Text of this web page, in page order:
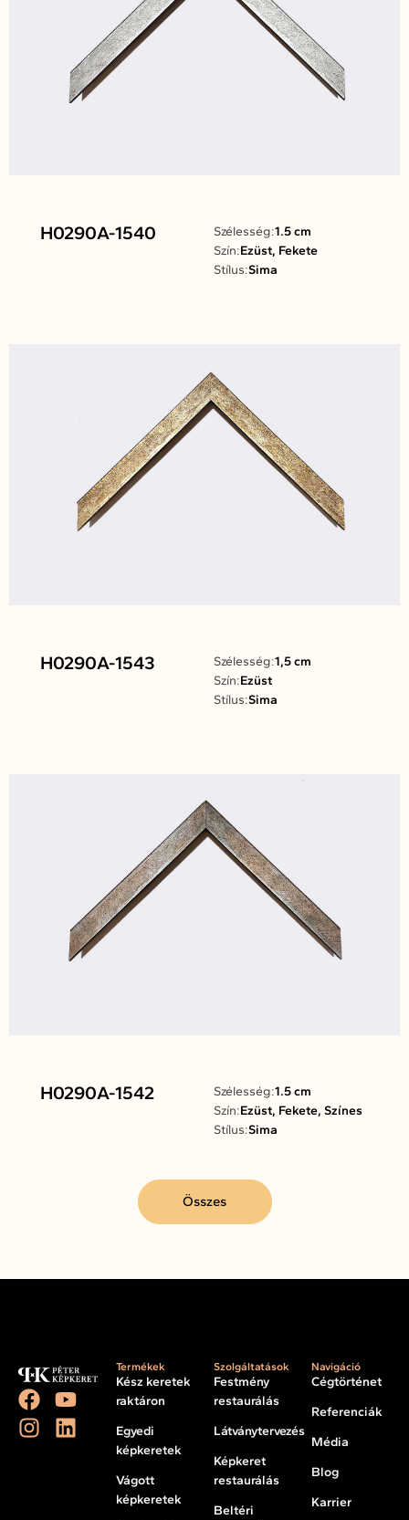
H0290A-1540 Szélesség:1.5 cm
Szín:Ezüst, Fekete
Stílus:Sima
H0290A-1543 Szélesség:1,5 cm
Szín:Ezüst
Stílus:Sima
H0290A-1542 Szélesség:1.5 cm
Szín:Ezüst, Fekete, Színes
Stílus:Sima
Összes
Termékek
Kész keretek
raktáron
Egyedi
képkeretek
Vágott
képkeretek
Szolgáltatások
Festmény
restaurálás
Látványtervezés
Képkeret
restaurálás
Beltéri
Navigáció
Cégtörténet
Referenciák
Média
Blog
Karrier